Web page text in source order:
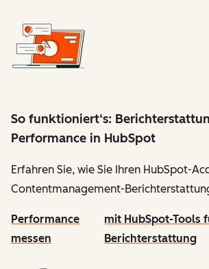
So funktioniert‘s:
Performance in HubSpot
Erfahren Sie, wie Sie Ihren HubSpot-
Contentmanagement-
Performance
messen
mit HubSpot-Tools
Berichterstattung